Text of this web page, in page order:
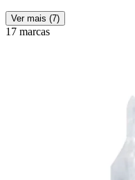
Ver mais (7)
17 marcas